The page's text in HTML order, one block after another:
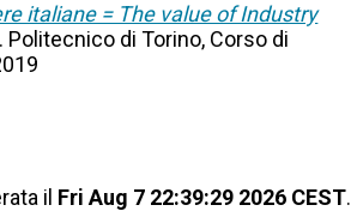
italiane = The value of Industry
. Politecnico di Torino, Corso di
il Fri Aug 7 22:39:29 2026 CEST.